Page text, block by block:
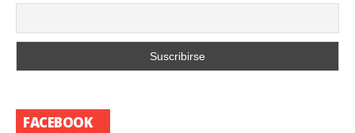
FACEBOOK